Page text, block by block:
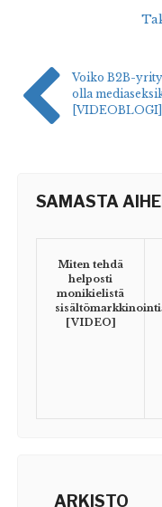
Voiko B2B-
olla
[VIDEOBLOGI]
SAMASTA
Miten tehdä
helposti
monikielistä
[VIDEO]
ARKISTO